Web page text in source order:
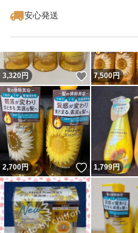
安心発送
3,320円 いいね！
7,500円
2,700円 いいね！
1,799円